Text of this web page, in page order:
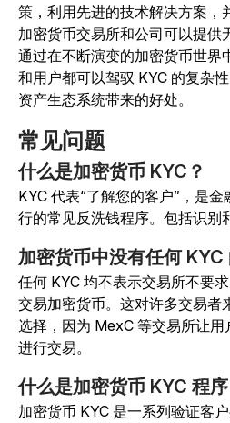
策，利用先进的技术解决方案，
加密货币交易所和公司可以提供
通过在不断演变的加密货币世界
和用户都可以驾驭 KYC 的复杂
资产生态系统带来的好处。
常见问题
什么是加密货币 KYC？
KYC 代表“了解您的客户”，是
行的常见反洗钱程序。包括识别
加密货币中没有任何 KYC
任何 KYC 均不表示交易所不要
交易加密货币。这对许多交易者
选择，因为 MexC 等交易所让
进行交易。
什么是加密货币 KYC 程序
加密货币 KYC 是一系列验证客